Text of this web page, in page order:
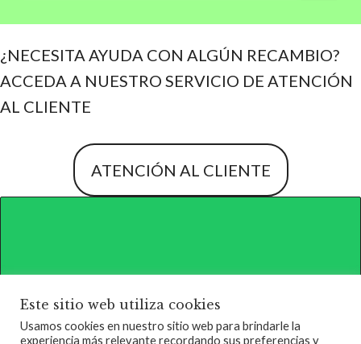
¿NECESITA AYUDA CON ALGÚN RECAMBIO?
ACCEDA A NUESTRO SERVICIO DE ATENCIÓN
AL CLIENTE
ATENCIÓN AL CLIENTE
Este sitio web utiliza cookies
Usamos cookies en nuestro sitio web para brindarle la
experiencia más relevante recordando sus preferencias y